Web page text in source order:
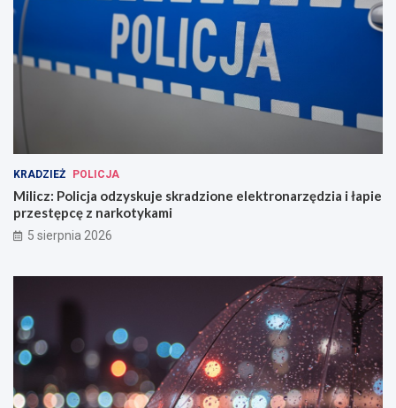
KRADZIEŻ POLICJA
Milicz: Policja odzyskuje skradzione elektronarzędzia i łapie
przestępcę z narkotykami
5 sierpnia 2026